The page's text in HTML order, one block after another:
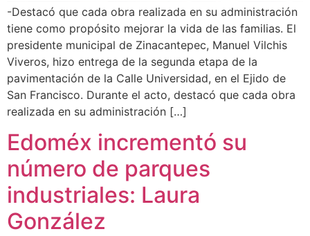
-Destacó que cada obra realizada en su administración
tiene como propósito mejorar la vida de las familias. El
presidente municipal de Zinacantepec, Manuel Vilchis
Viveros, hizo entrega de la segunda etapa de la
pavimentación de la Calle Universidad, en el Ejido de
San Francisco. Durante el acto, destacó que cada obra
realizada en su administración […]
Edoméx incrementó su
número de parques
industriales: Laura
González